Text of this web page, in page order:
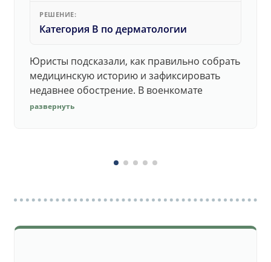
РЕШЕНИЕ:
Категория В по дерматологии
Юристы подсказали, как правильно собрать
медицинскую историю и зафиксировать
недавнее обострение. В военкомате
дерматолог принял документы без споров.
развернуть